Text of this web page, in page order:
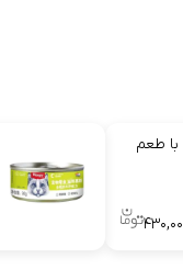
طعم